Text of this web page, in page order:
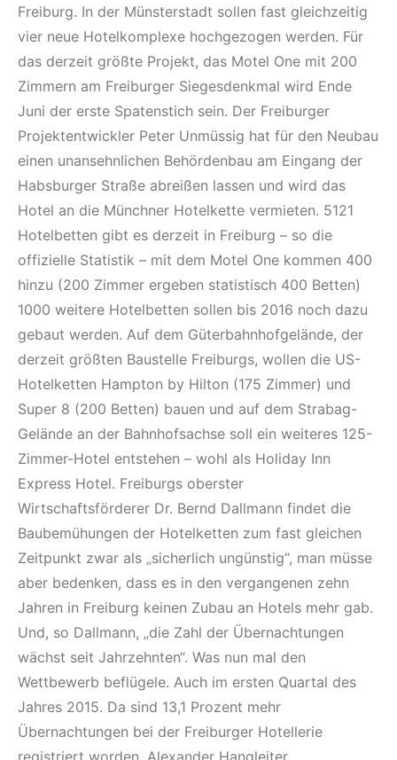
Freiburg. In der Münsterstadt sollen fast gleichzeitig
vier neue Hotelkomplexe hochgezogen werden. Für
das derzeit größte Projekt, das Motel One mit 200
Zimmern am Freiburger Siegesdenkmal wird Ende
Juni der erste Spatenstich sein. Der Freiburger
Projektentwickler Peter Unmüssig hat für den Neubau
einen unansehnlichen Behördenbau am Eingang der
Habsburger Straße abreißen lassen und wird das
Hotel an die Münchner Hotelkette vermieten. 5121
Hotelbetten gibt es derzeit in Freiburg – so die
offizielle Statistik – mit dem Motel One kommen 400
hinzu (200 Zimmer ergeben statistisch 400 Betten)
1000 weitere Hotelbetten sollen bis 2016 noch dazu
gebaut werden. Auf dem Güterbahnhofgelände, der
derzeit größten Baustelle Freiburgs, wollen die US-
Hotelketten Hampton by Hilton (175 Zimmer) und
Super 8 (200 Betten) bauen und auf dem Strabag-
Gelände an der Bahnhofs­achse soll ein weiteres 125-
Zimmer-Hotel entstehen – wohl als Holiday Inn
Express Hotel. Freiburgs oberster
Wirtschaftsförderer Dr. Bernd Dallmann findet die
Baubemühungen der Hotelketten zum fast gleichen
Zeitpunkt zwar als „sicherlich ungünstig“, man müsse
aber bedenken, dass es in den vergangenen zehn
Jahren in Freiburg keinen Zubau an Hotels mehr gab.
Und, so Dallmann, „die Zahl der Übernachtungen
wächst seit Jahrzehnten“. Was nun mal den
Wettbewerb beflügele. Auch im ersten Quartal des
Jahres 2015. Da sind 13,1 Prozent mehr
Übernachtungen bei der Freiburger Hotellerie
registriert worden. Alexander Hangleiter,